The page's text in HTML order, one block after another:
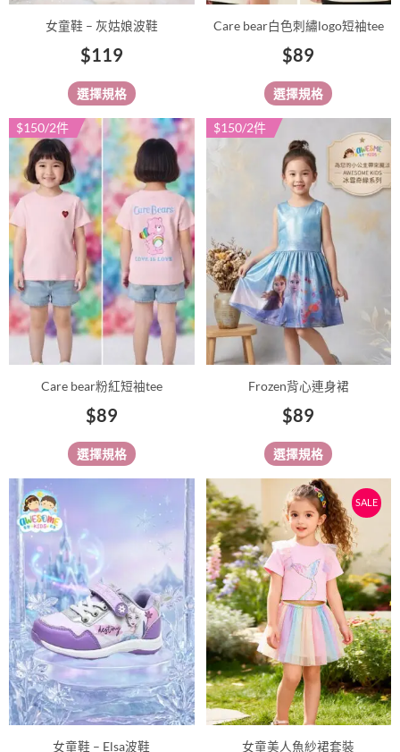
女童鞋 – 灰姑娘波鞋
$119
選擇規格
頁
面
選
擇
選
項
Care bear白色刺繡logo短袖tee
$89
選擇規格
頁
面
選
擇
項
$150/2件
Care bear粉紅短袖tee
$89
選擇規格
此
產
品
有
多
種
款
式。
可
在
頁
面
選
擇
$150/2件
Frozen背心連身裙
$89
選擇規格
產
品
有
多
種
款
式。
可
在
產
頁
面
選
擇
選
項
女童鞋 – Elsa波鞋
多
種
款
式。
可
在
產
SALE
女童美人魚紗裙套裝
原
始
價
格：
$99。
目
前
價
格：
$89。
此
產
品
多
種
款
式。
可
在
產